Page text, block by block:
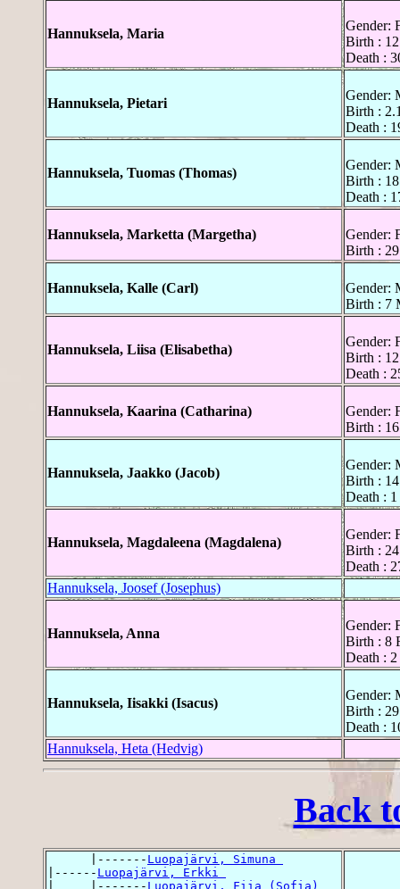
Hannuksela, Maria
Gender:
Birth :
Death :
Hannuksela, Pietari
Gender:
Birth :
Death :
Hannuksela, Tuomas (Thomas)
Gender:
Birth :
Death :
Hannuksela, Marketta (Margetha)
Gender:
Birth :
Hannuksela, Kalle (Carl)
Gender:
Birth : 7
Hannuksela, Liisa (Elisabetha)
Gender:
Birth :
Death :
Hannuksela, Kaarina (Catharina)
Gender:
Birth :
Hannuksela, Jaakko (Jacob)
Gender:
Birth :
Death :
Hannuksela, Magdaleena (Magdalena)
Gender:
Birth :
Death :
Hannuksela, Joosef (Josephus)
Hannuksela, Anna
Gender:
Birth : 8
Death :
Hannuksela, Iisakki (Isacus)
Gender:
Birth :
Death :
Hannuksela, Heta (Hedvig)
Back
      |-------
Luopajärvi, Simuna
|------ Luopajärvi, Erkki
|     |------- Luopajärvi, Fiia (Sofia)